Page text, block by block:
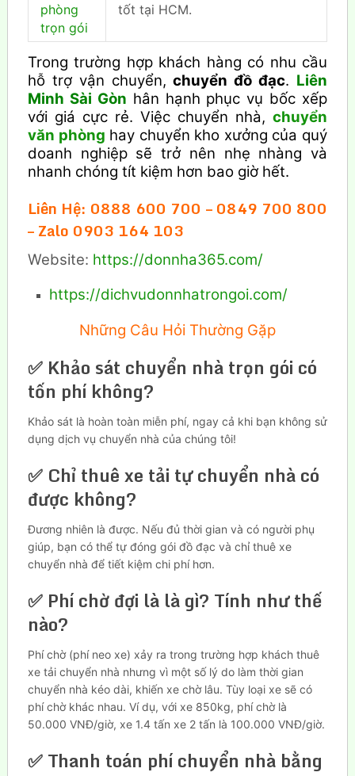
phòng
trọn gói
tốt tại HCM.
Trong trường hợp khách hàng có nhu cầu
hỗ trợ vận chuyển,chuyển đồ đạc. Liên
Minh Sài Gòn hân hạnh phục vụ bốc xếp
với giá cực rẻ. Việc chuyển nhà,chuyển
văn phòng hay chuyển kho xưởng của quý
doanh nghiệp sẽ trở nên nhẹ nhàng và
nhanh chóng tít kiệm hơn bao giờ hết.
Liên Hệ: 0888 600 700 – 0849 700 800
– Zalo 0903 164 103
Website: https://donnha365.com/
https://dichvudonnhatrongoi.com/
Những Câu Hỏi Thường Gặp
✅ Khảo sát chuyển nhà trọn gói có
tốn phí không?
Khảo sát là hoàn toàn miễn phí, ngay cả khi bạn không sử
dụng dịch vụ chuyển nhà của chúng tôi!
✅ Chỉ thuê xe tải tự chuyển nhà có
được không?
Đương nhiên là được. Nếu đủ thời gian và có người phụ
giúp, bạn có thể tự đóng gói đồ đạc và chỉ thuê xe
chuyển nhà để tiết kiệm chi phí hơn.
✅ Phí chờ đợi là là gì? Tính như thế
nào?
Phí chờ (phí neo xe) xảy ra trong trường hợp khách thuê
xe tải chuyển nhà nhưng vì một số lý do làm thời gian
chuyển nhà kéo dài, khiến xe chờ lâu. Tùy loại xe sẽ có
phí chờ khác nhau. Ví dụ, với xe 850kg, phí chờ là
50.000 VNĐ/giờ, xe 1.4 tấn xe 2 tấn là 100.000 VNĐ/giờ.
✅ Thanh toán phí chuyển nhà bằng